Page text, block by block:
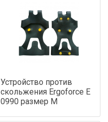
Устройство против
скольжения Ergoforce Е
0990 размер М